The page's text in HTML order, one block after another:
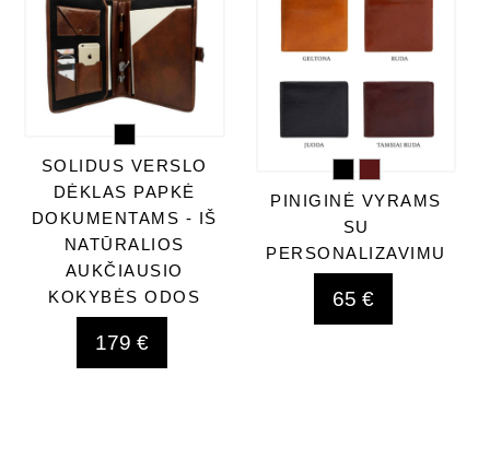
SOLIDUS VERSLO
DĖKLAS PAPKĖ
DOKUMENTAMS - IŠ
NATŪRALIOS
AUKČIAUSIO
KOKYBĖS ODOS
179 €
PINIGINĖ VYRAMS
SU
PERSONALIZAVIMU
65 €